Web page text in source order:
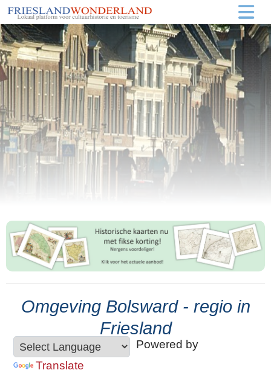
Omgeving Bolsward - regio in
Friesland
Powered by
Translate